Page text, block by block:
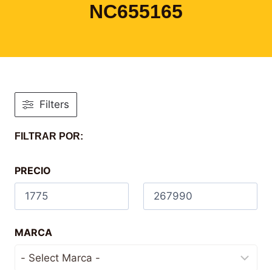
NC655165
Filters
FILTRAR POR:
PRECIO
MARCA